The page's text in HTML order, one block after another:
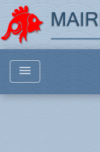
menu